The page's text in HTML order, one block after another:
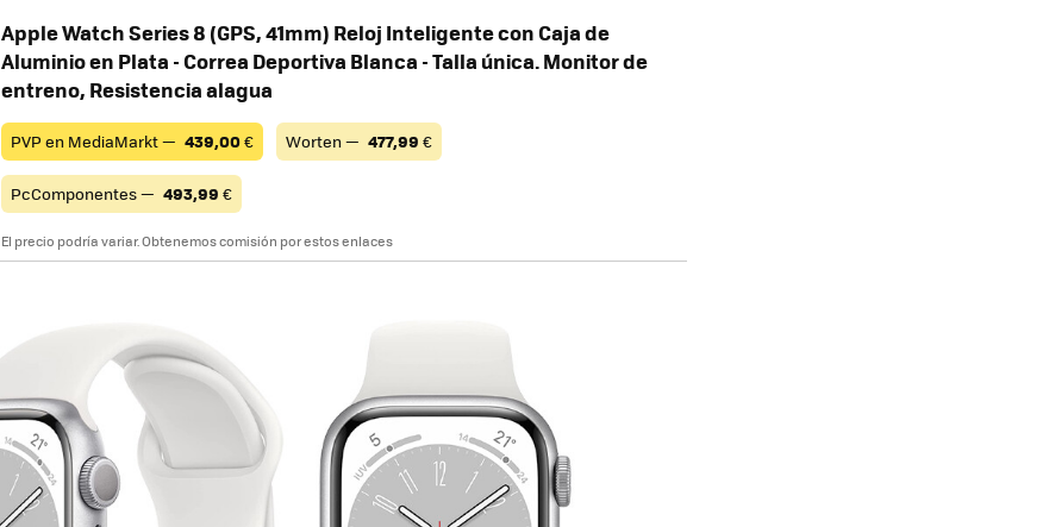
Apple Watch Series 8 (GPS, 41mm) Reloj Inteligente con Caja de
Aluminio en Plata - Correa Deportiva Blanca - Talla única. Monitor de
entreno, Resistencia alagua
PVP en MediaMarkt — 439,00€ Worten — 477,99 €
PcComponentes — 493,99 €
El precio podría variar. Obtenemos comisión por estos enlaces